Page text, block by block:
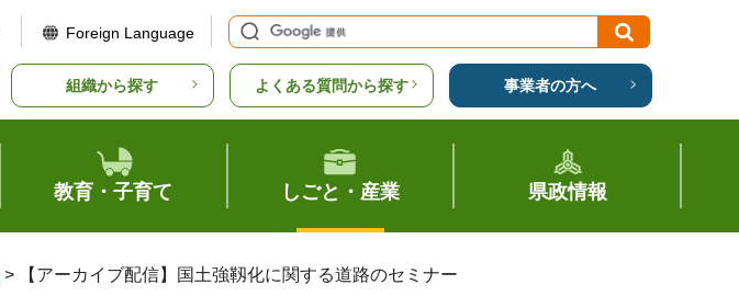
Foreign Language
組織から探す よくある質問から探す 事業者の方へ
教育・子育て しごと・産業 県政情報
> 【アーカイブ配信】国土強靱化に関する道路のセミナー